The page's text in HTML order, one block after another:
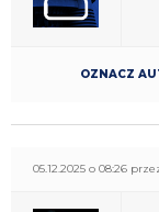
OZNACZ
05.12.2025 o 08:26